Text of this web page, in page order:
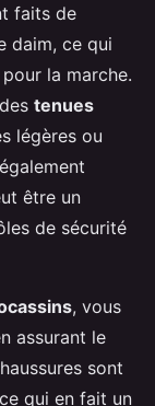
faits de
daim, ce qui
la marche.
tenues
légères ou
être un
de sécurité
, vous
assurant le
sont
qui en fait un